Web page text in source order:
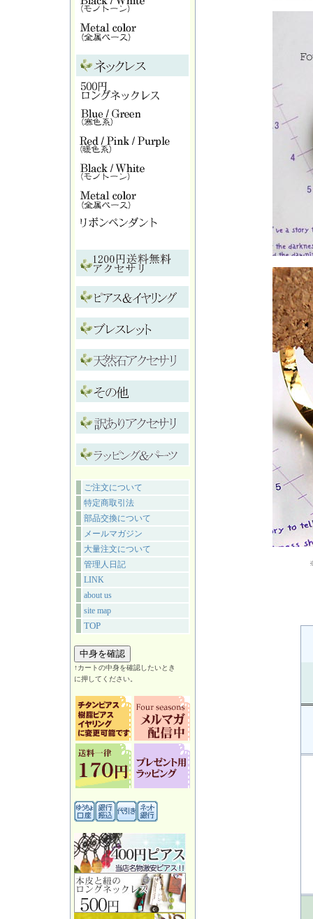
ご注文について
特定商取引法
部品交換について
メールマガジン
大量注文について
管理人日記
LINK
about us
site map
TOP
↑カートの中身を確認したいとき
に押してください。